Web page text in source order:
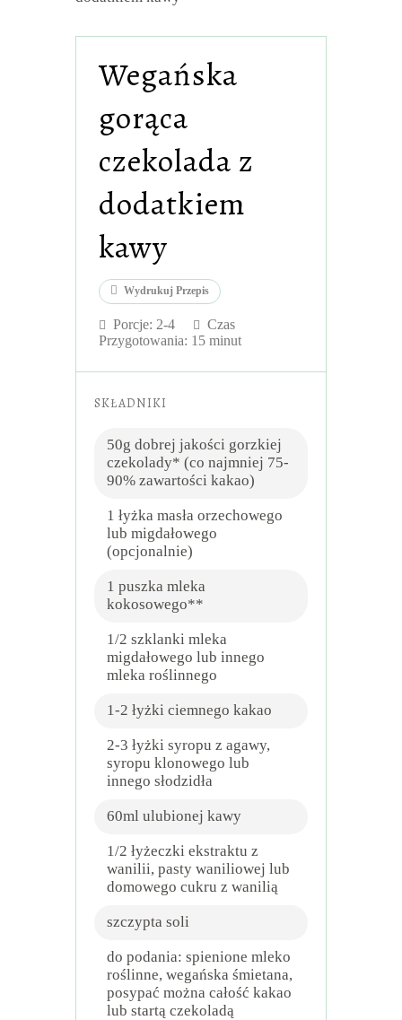
Wegańska
gorąca
czekolada z
dodatkiem
kawy
Wydrukuj Przepis
Porcje: 2-4
Czas
Przygotowania: 15 minut
SKŁADNIKI
50g dobrej jakości gorzkiej
czekolady* (co najmniej 75-
90% zawartości kakao)
1 łyżka masła orzechowego
lub migdałowego
(opcjonalnie)
1 puszka mleka
kokosowego**
1/2 szklanki mleka
migdałowego lub innego
mleka roślinnego
1-2 łyżki ciemnego kakao
2-3 łyżki syropu z agawy,
syropu klonowego lub
innego słodzidła
60ml ulubionej kawy
1/2 łyżeczki ekstraktu z
wanilii, pasty waniliowej lub
domowego cukru z wanilią
szczypta soli
do podania: spienione mleko
roślinne, wegańska śmietana,
posypać można całość kakao
lub startą czekoladą